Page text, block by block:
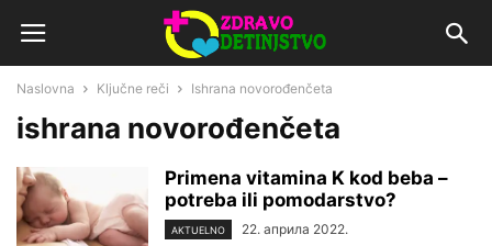
Naslovna Ključne reči Ishrana novorođenčeta
ishrana novorođenčeta
Primena vitamina K kod beba –
potreba ili pomodarstvo?
AKTUELNO 22. априла 2022.